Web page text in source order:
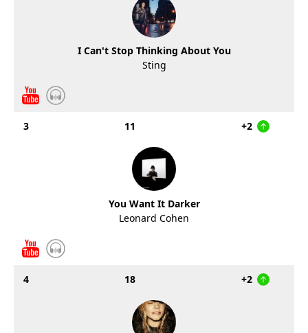
I Can't Stop Thinking About You
Sting
3 11 +2
You Want It Darker
Leonard Cohen
4 18 +2